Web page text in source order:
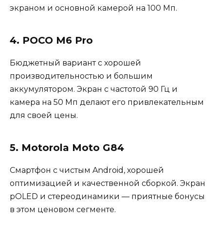
экраном и основной камерой на 100 Мп.
4. POCO M6 Pro
Бюджетный вариант с хорошей
производительностью и большим
аккумулятором. Экран с частотой 90 Гц и
камера на 50 Мп делают его привлекательным
для своей цены.
5. Motorola Moto G84
Смартфон с чистым Android, хорошей
оптимизацией и качественной сборкой. Экран
pOLED и стереодинамики — приятные бонусы
в этом ценовом сегменте.